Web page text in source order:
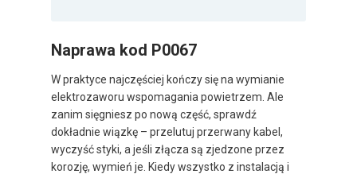
Naprawa kod P0067
W praktyce najczęściej kończy się na wymianie
elektrozaworu wspomagania powietrzem. Ale
zanim sięgniesz po nową część, sprawdź
dokładnie wiązkę – przelutuj przerwany kabel,
wyczyść styki, a jeśli złącza są zjedzone przez
korozję, wymień je. Kiedy wszystko z instalacją i